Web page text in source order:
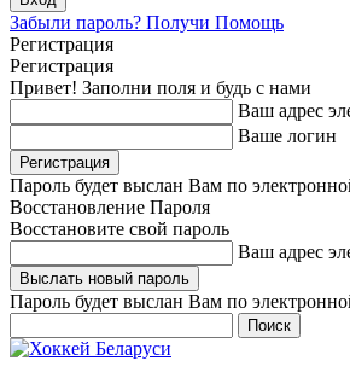
Забыли пароль? Получи Помощь
Регистрация
Регистрация
Привет! Заполни поля и будь с нами
Ваш адрес
Ваше логин
Пароль будет выслан Вам по
Восстановление Пароля
Восстановите свой пароль
Ваш адрес
Пароль будет выслан Вам по